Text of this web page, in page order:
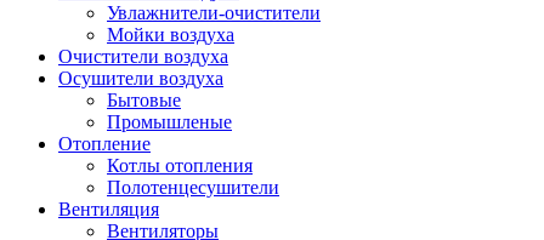
Увлажнители-очистители
Мойки воздуха
Очистители воздуха
Осушители воздуха
Бытовые
Промышленые
Отопление
Котлы отопления
Полотенцесушители
Вентиляция
Вентиляторы